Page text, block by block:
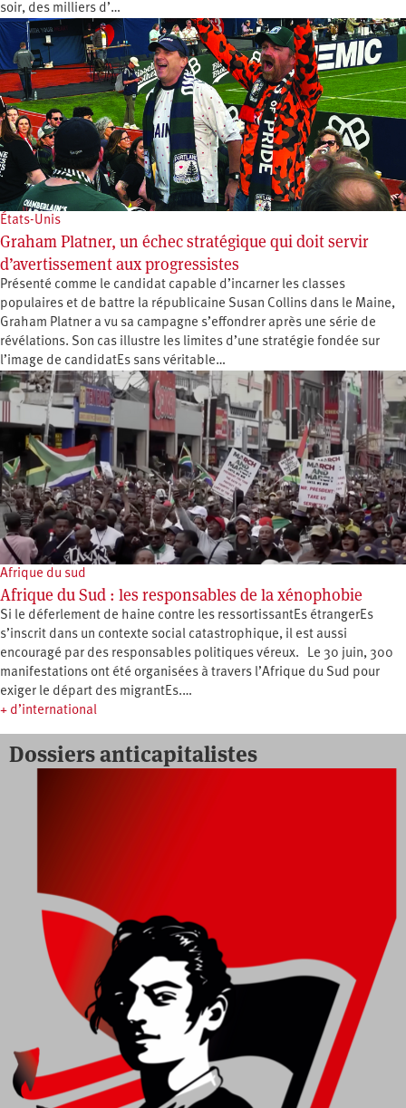
soir, des milliers d’…
États-Unis
Graham Platner, un échec stratégique qui doit servir
d’avertissement aux progressistes
Présenté comme le candidat capable d’incarner les classes
populaires et de battre la républicaine Susan Collins dans le Maine,
Graham Platner a vu sa campagne s’effondrer après une série de
révélations. Son cas illustre les limites d’une stratégie fondée sur
l’image de candidatEs sans véritable…
Afrique du sud
Afrique du Sud : les responsables de la xénophobie
Si le déferlement de haine contre les ressortissantEs étrangerEs
s’inscrit dans un contexte social catastrophique, il est aussi
encouragé par des responsables politiques véreux. Le 30 juin, 300
manifestations ont été organisées à travers l’Afrique du Sud pour
exiger le départ des migrantEs.…
+ d’international
Dossiers anticapitalistes